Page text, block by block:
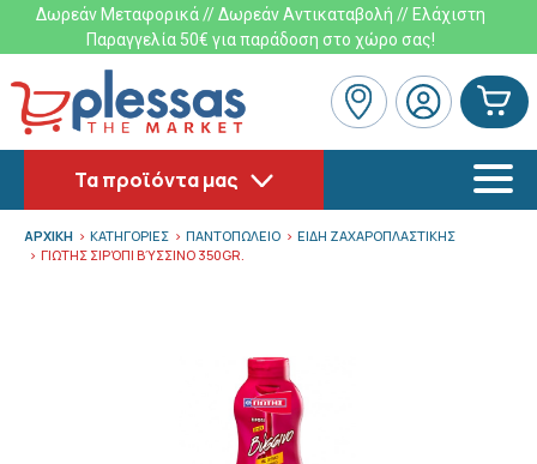
Δωρεάν Μεταφορικά // Δωρεάν Αντικαταβολή // Ελάχιστη
Παραγγελία 50€ για παράδοση στο χώρο σας!
Τα προϊόντα μας
ΑΡΧΙΚΗ ΚΑΤΗΓΟΡΙΕΣ ΠΑΝΤΟΠΩΛΕΙΟ
ΕΙΔΗ ΖΑΧΑΡΟΠΛΑΣΤΙΚΗΣ
ΓΙΩΤΗΣ ΣΙΡΌΠΙ ΒΎΣΣΙΝΟ 350GR.